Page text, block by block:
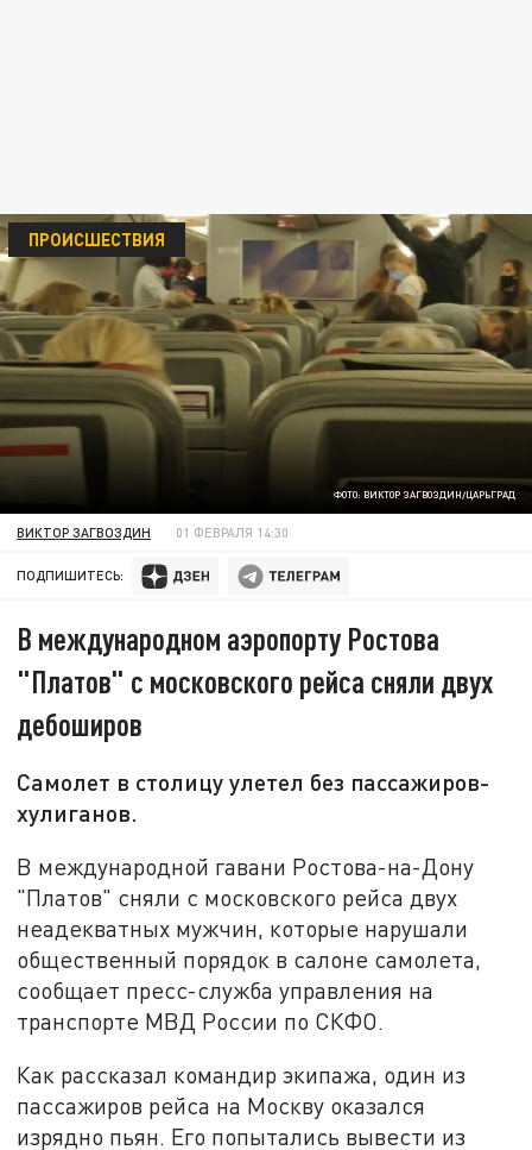
ФОТО: ВИКТОР ЗАГВОЗДИН/ЦАРЬГРАД
ПРОИСШЕСТВИЯ
ВИКТОР ЗАГВОЗДИН 01 ФЕВРАЛЯ 14:30
ПОДПИШИТЕСЬ:
В международном аэропорту Ростова
"Платов" с московского рейса сняли двух
дебоширов
Самолет в столицу улетел без пассажиров-
хулиганов.
В международной гавани Ростова-на-Дону
"Платов" сняли с московского рейса двух
неадекватных мужчин, которые нарушали
общественный порядок в салоне самолета,
сообщает пресс-служба управления на
транспорте МВД России по СКФО.
Как рассказал командир экипажа, один из
пассажиров рейса на Москву оказался
изрядно пьян. Его попытались вывести из